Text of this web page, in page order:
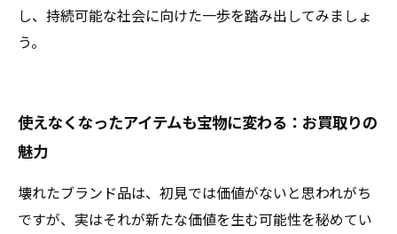
し、持続可能な社会に向けた一歩を踏み出してみましょ
う。
使えなくなったアイテムも宝物に変わる：お買取りの
魅力
壊れたブランド品は、初見では価値がないと思われがち
ですが、実はそれが新たな価値を生む可能性を秘めてい